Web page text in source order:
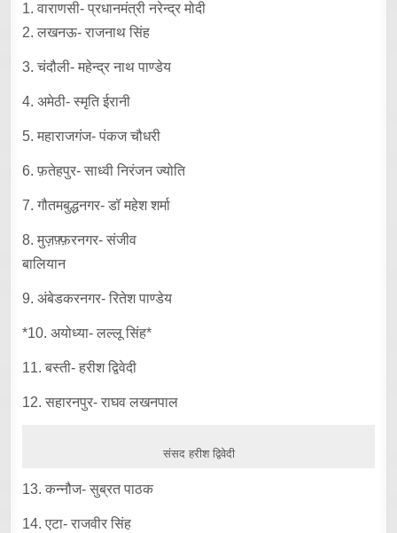
1. वाराणसी- प्रधानमंत्री नरेन्द्र मोदी
2. लखनऊ- राजनाथ सिंह
3. चंदौली- महेन्द्र नाथ पाण्डेय
4. अमेठी- स्मृति ईरानी
5. महाराजगंज- पंकज चौधरी
6. फ़तेहपुर- साध्वी निरंजन ज्योति
7. गौतमबुद्धनगर- डॉ महेश शर्मा
8. मुज़फ़्फ़रनगर- संजीव
बालियान
9. अंबेडकरनगर- रितेश पाण्डेय
*10. अयोध्या- लल्लू सिंह*
11. बस्ती- हरीश द्विवेदी
12. सहारनपुर- राघव लखनपाल
संसद हरीश द्विवेदी
13. कन्नौज- सुब्रत पाठक
14. एटा- राजवीर सिंह